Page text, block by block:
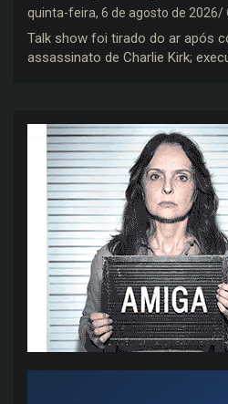
quinta-feira, 6 de agosto de 2026
Talk show foi tirado do ar após
assassinato de Charlie Kirk;